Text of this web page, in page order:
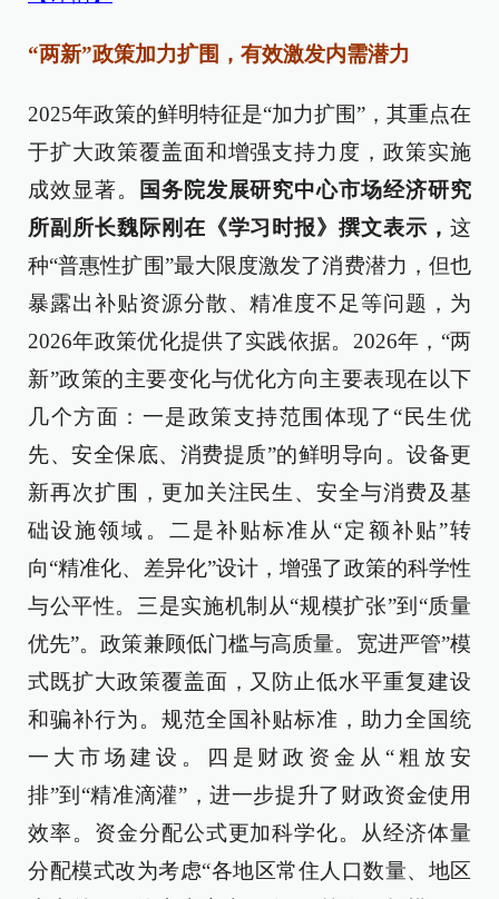
“两新”政策加力扩围，有效激发内需潜力
2025年政策的鲜明特征是“加力扩围”，其重点在
于扩大政策覆盖面和增强支持力度，政策实施
成效显著。
国务院发展研究中心市场经济研究
所副所长魏际刚在《学习时报》撰文表示， 这
种“普惠性扩围”最大限度激发了消费潜力，但也
暴露出补贴资源分散、精准度不足等问题，为
2026年政策优化提供了实践依据。2026年，“两
新”政策的主要变化与优化方向主要表现在以下
几个方面：一是政策支持范围体现了“民生优
先、安全保底、消费提质”的鲜明导向。设备更
新再次扩围，更加关注民生、安全与消费及基
础设施领域。二是补贴标准从“定额补贴”转
向“精准化、差异化”设计，增强了政策的科学性
与公平性。三是实施机制从“规模扩张”到“质量
优先”。政策兼顾低门槛与高质量。宽进严管”模
式既扩大政策覆盖面，又防止低水平重复建设
和骗补行为。规范全国补贴标准，助力全国统
一大市场建设。四是财政资金从“粗放安
排”到“精准滴灌”，进一步提升了财政资金使用
效率。资金分配公式更加科学化。从经济体量
分配模式改为考虑“各地区常住人口数量、地区